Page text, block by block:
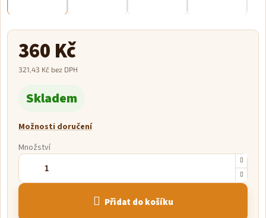
360 Kč
321,43 Kč bez DPH
cena:
Skladem
Možnosti doručení
Množství
Přidat do košíku